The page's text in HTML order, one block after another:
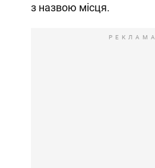
з назвою місця.
РЕКЛАМА